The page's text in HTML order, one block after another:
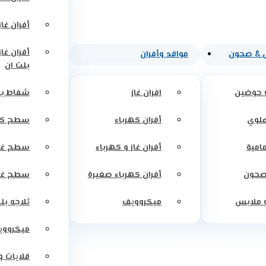
& صحون
حوضين
ملابس
مواقد وأفران
افران غاز
أفران كهرباء
أفران غاز و كهرباء
أفران كهرباء صغيرة
ميكروويف
أفران
أفران
بلت ان
شفاط
سطح
سطح
سطح
ثلاجه